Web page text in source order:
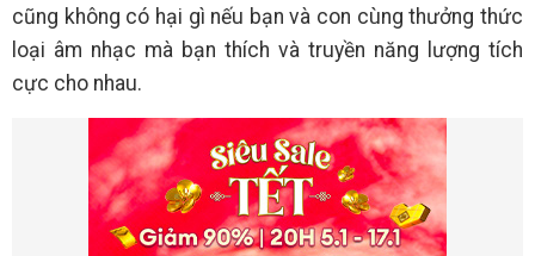
cũng không có hại gì nếu bạn và con cùng thưởng thức
loại âm nhạc mà bạn thích và truyền năng lượng tích
cực cho nhau.